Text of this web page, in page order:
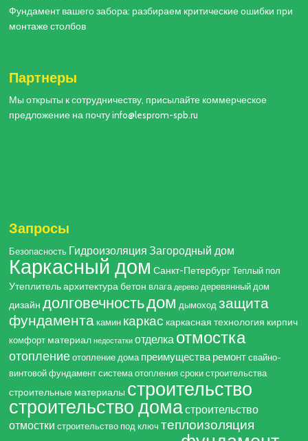
Фундамент вашего забора: разбираем критические ошибки при
монтаже столбов
Партнеры
Мы открыты к сотрудничеству, присылайте коммерческое
предложение на почту info@lesprom-spb.ru
Запросы
Безопасность Гидроизоляция Загородный дом
Каркасный дом Санкт-Петербург Теплый пол
Утеплительархитектурабетон влага дерево деревянный дом
дизайн долговечностьдом дымоход защита
фундамента камин каркас каркасная технология кирпич
комфорт материал недостатки отделка отмостка
отопление отопление дома преимуществаремонт свайно-
винтовой фундамент система отопления сроки строительства
строительные материалы строительство
строительство домастроительство
отмостки строительство под ключ теплоизоляция